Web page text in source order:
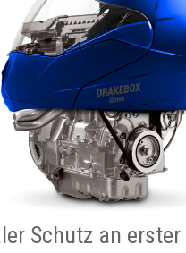
Schutz an erster